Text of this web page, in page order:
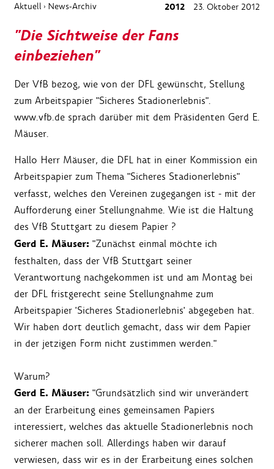
Aktuell › News-Archiv 2012 23. Oktober 2012
"Die Sichtweise der Fans
einbeziehen"
Der VfB bezog, wie von der DFL gewünscht, Stellung
zum Arbeitspapier "Sicheres Stadionerlebnis".
www.vfb.de sprach darüber mit dem Präsidenten Gerd E.
Mäuser.
Hallo Herr Mäuser, die DFL hat in einer Kommission ein
Arbeitspapier zum Thema "Sicheres Stadionerlebnis"
verfasst, welches den Vereinen zugegangen ist - mit der
Aufforderung einer Stellungnahme. Wie ist die Haltung
des VfB Stuttgart zu diesem Papier ?
Gerd E. Mäuser: "Zunächst einmal möchte ich
festhalten, dass der VfB Stuttgart seiner
Verantwortung nachgekommen ist und am Montag bei
der DFL fristgerecht seine Stellungnahme zum
Arbeitspapier 'Sicheres Stadionerlebnis' abgegeben hat.
Wir haben dort deutlich gemacht, dass wir dem Papier
in der jetzigen Form nicht zustimmen werden."
Warum?
Gerd E. Mäuser: "Grundsätzlich sind wir unverändert
an der Erarbeitung eines gemeinsamen Papiers
interessiert, welches das aktuelle Stadionerlebnis noch
sicherer machen soll. Allerdings haben wir darauf
verwiesen, dass wir es in der Erarbeitung eines solchen